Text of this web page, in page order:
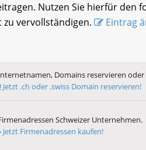
Nutzen Sie hierfür den
vervollständigen.
Eintrag
Domains reservieren oder
Jetzt .ch oder .swiss Domain reservieren!
Schweizer Unternehmen.
Jetzt Firmenadressen kaufen!